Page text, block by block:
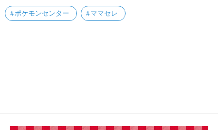
ポケモンセンター ママセレ